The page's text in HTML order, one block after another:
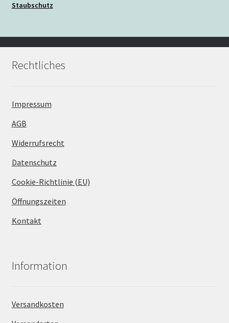
Staubschutz
Rechtliches
Impressum
AGB
Widerrufsrecht
Datenschutz
Cookie-Richtlinie (EU)
Öffnungszeiten
Kontakt
Information
Versandkosten